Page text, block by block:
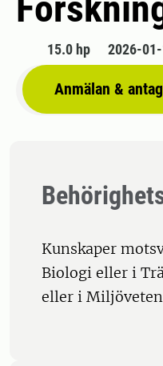
15.0 hp 2026-
Anmälan &
Kunskaper
Biologi eller i
eller i